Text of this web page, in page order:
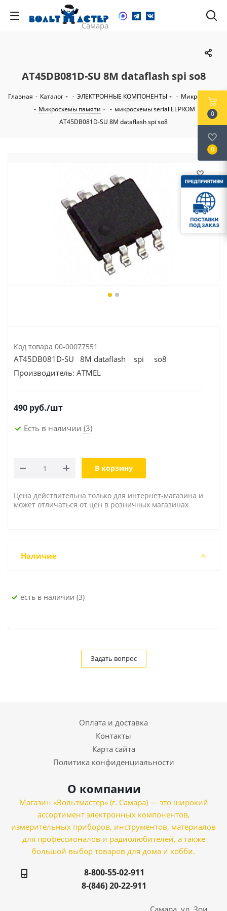
AT45DB081D-SU 8M dataflash spi so8
Главная - Каталог - ЭЛЕКТРОННЫЕ КОМПОНЕНТЫ - Микросхемы
- Микросхемы памяти - микросхемы serial EEPROM
AT45DB081D-SU 8M dataflash spi so8
Код товара 00-00077551
AT45DB081D-SU 8M dataflash spi so8
Производитель: ATMEL
490 руб./шт
Есть в наличии (3)
В корзину
Цена действительна только для интернет-магазина и
может отличаться от цен в розничных магазинах
Наличие
Есть в наличии (3)
Задать вопрос
Оплата и доставка
Контакты
Карта сайта
Политика конфиденциальности
О компании
Магазин «Вольтмастер» (г. Самара) — это широкий
ассортимент электронных компонентов,
измерительных приборов, инструментов, материалов
для профессионалов и радиолюбителей, а также
большой выбор товаров для дома и хобби.
8-800-55-02-911
8-(846) 20-22-911
Самара, ул. Зои
0
0